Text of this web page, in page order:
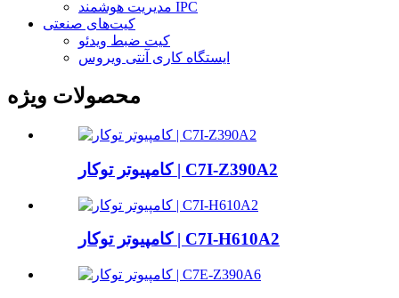
مدیریت هوشمند IPC
کیت‌های صنعتی
کیت ضبط ویدئو
ایستگاه کاری آنتی ویروس
محصولات ویژه
کامپیوتر توکار | C7I-Z390A2
کامپیوتر توکار | C7I-H610A2